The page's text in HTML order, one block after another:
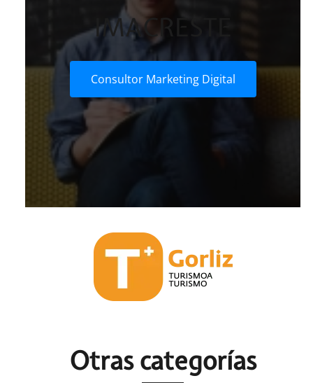
IMACRESTE
Consultor Marketing Digital
Otras categorías